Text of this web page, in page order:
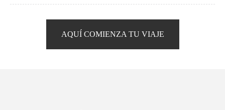
harán que tu experiencia sea única y memorable.
AQUÍ COMIENZA TU VIAJE